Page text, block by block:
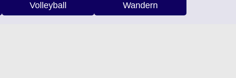
Volleyball Wandern